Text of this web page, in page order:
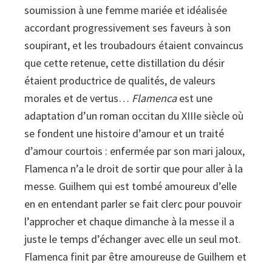
soumission à une femme mariée et idéalisée
accordant progressivement ses faveurs à son
soupirant, et les troubadours étaient convaincus
que cette retenue, cette distillation du désir
étaient productrice de qualités, de valeurs
morales et de vertus… Flamencaest une
adaptation d’un roman occitan du XIIIe siècle où
se fondent une histoire d’amour et un traité
d’amour courtois : enfermée par son mari jaloux,
Flamenca n’a le droit de sortir que pour aller à la
messe. Guilhem qui est tombé amoureux d’elle
en en entendant parler se fait clerc pour pouvoir
l’approcher et chaque dimanche à la messe il a
juste le temps d’échanger avec elle un seul mot.
Flamenca finit par être amoureuse de Guilhem et